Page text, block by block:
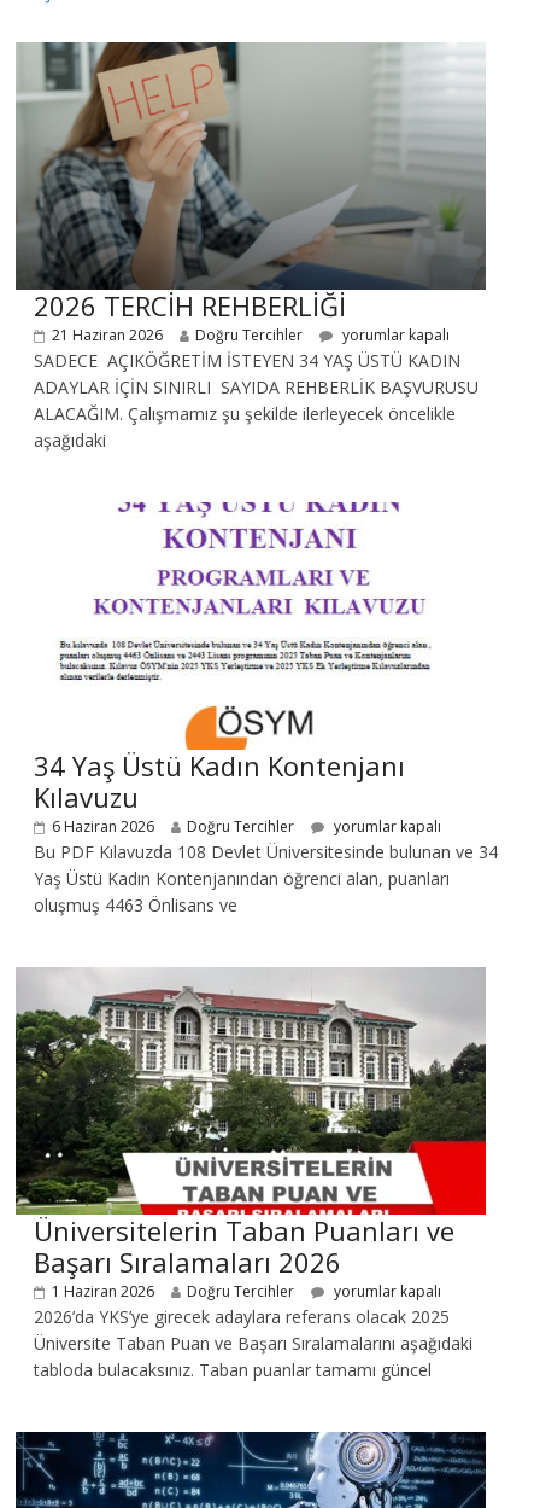
2026 TERCİH REHBERLİĞİ
21 Haziran 2026 Doğru Tercihler yorumlar kapalı
SADECE AÇIKÖĞRETİM İSTEYEN 34 YAŞ ÜSTÜ KADIN
ADAYLAR İÇİN SINIRLI SAYIDA REHBERLİK BAŞVURUSU
ALACAĞIM. Çalışmamız şu şekilde ilerleyecek öncelikle
aşağıdaki
34 Yaş Üstü Kadın Kontenjanı
Kılavuzu
6 Haziran 2026 Doğru Tercihler yorumlar kapalı
Bu PDF Kılavuzda 108 Devlet Üniversitesinde bulunan ve 34
Yaş Üstü Kadın Kontenjanından öğrenci alan, puanları
oluşmuş 4463 Önlisans ve
Üniversitelerin Taban Puanları ve
Başarı Sıralamaları 2026
1 Haziran 2026 Doğru Tercihler yorumlar kapalı
2026’da YKS’ye girecek adaylara referans olacak 2025
Üniversite Taban Puan ve Başarı Sıralamalarını aşağıdaki
tabloda bulacaksınız. Taban puanlar tamamı güncel